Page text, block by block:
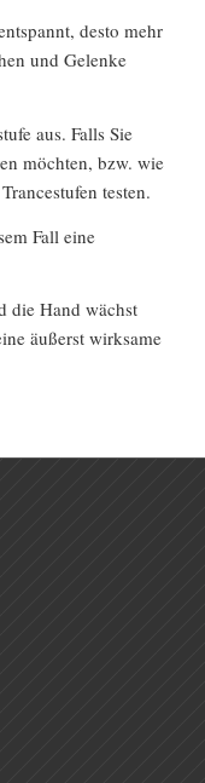
desto mehr
und Gelenke
aus. Falls Sie
möchten, bzw. wie
testen.
Fall eine
die Hand wächst
äußerst wirksame